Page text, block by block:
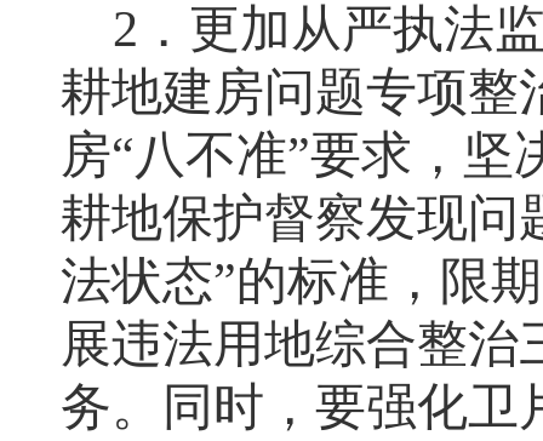
2 ．更加从严执法
耕地建房问题专项整
房“八不准”要求 ， 坚
耕地保护督察发现问
法状态”的标准 ， 限
展违法用地综合整治
务。同时 ， 要强化卫